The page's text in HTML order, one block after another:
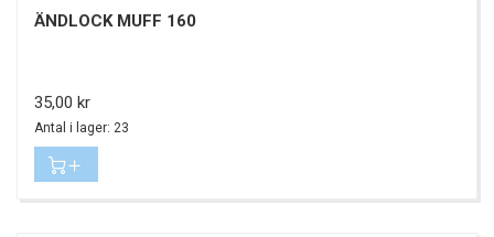
ÄNDLOCK MUFF 160
Pris
35,00 kr
Antal i lager: 23